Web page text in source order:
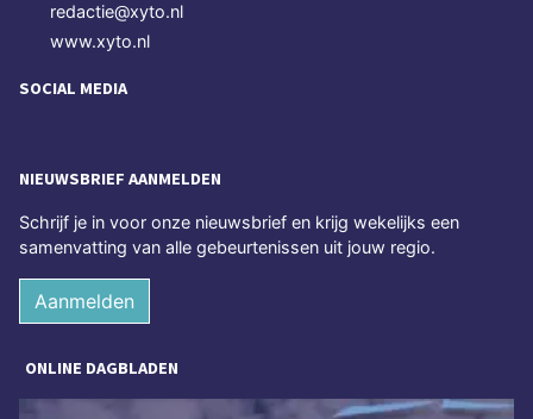
redactie@xyto.nl
www.xyto.nl
SOCIAL MEDIA
NIEUWSBRIEF AANMELDEN
Schrijf je in voor onze nieuwsbrief en krijg wekelijks een
samenvatting van alle gebeurtenissen uit jouw regio.
Aanmelden
ONLINE DAGBLADEN